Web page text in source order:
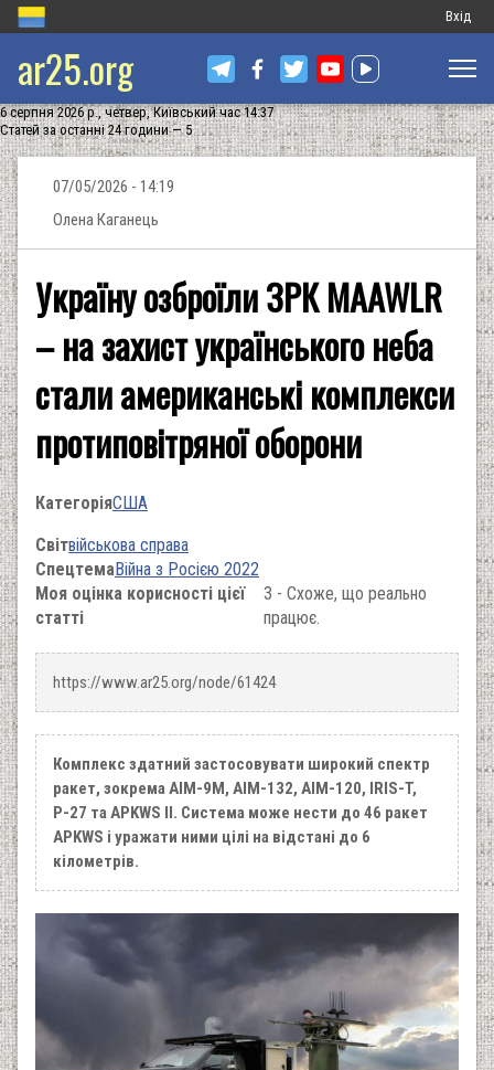
Меню
запису
Вхід
ar25.org
6 серпня 2026 р., четвер, Київський час 14:37
Статей за останні 24 години — 5
07/05/2026 - 14:19
Олена Каганець
Україну озброїли ЗРК MAAWLR
– на захист українського неба
стали американські комплекси
протиповітряної оборони
КатегоріяСША
Світвійськова справа
СпецтемаВійна з Росією 2022
Моя оцінка корисності цієї
статті
3 - Схоже, що реально
працює.
https://www.ar25.org/node/61424
Комплекс здатний застосовувати широкий спектр
ракет, зокрема AIM-9M, AIM-132, AIM-120, IRIS-T,
Р-27 та APKWS II. Система може нести до 46 ракет
APKWS і уражати ними цілі на відстані до 6
кілометрів.